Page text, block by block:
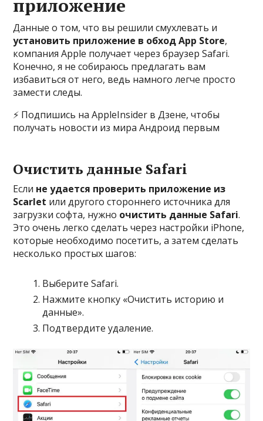
приложение
Данные о том, что вы решили смухлевать и
установить приложение в обход App Store,
компания Apple получает через браузер Safari.
Конечно, я не собираюсь предлагать вам
избавиться от него, ведь намного легче просто
замести следы.
⚡ Подпишись на AppleInsider в Дзене, чтобы
получать новости из мира Андроид первым
Очистить данные Safari
Если не удается проверить приложение из
Scarlet или другого стороннего источника для
загрузки софта, нужно очистить данные Safari.
Это очень легко сделать через настройки iPhone,
которые необходимо посетить, а затем сделать
несколько простых шагов:
Выберите Safari.
Нажмите кнопку «Очистить историю и
данные».
Подтвердите удаление.